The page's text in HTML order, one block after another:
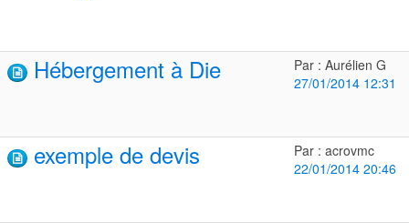
Hébergement à Die
Par : Aurélien G
27/01/2014 12:31
exemple de devis
Par : acrovmc
22/01/2014 20:46